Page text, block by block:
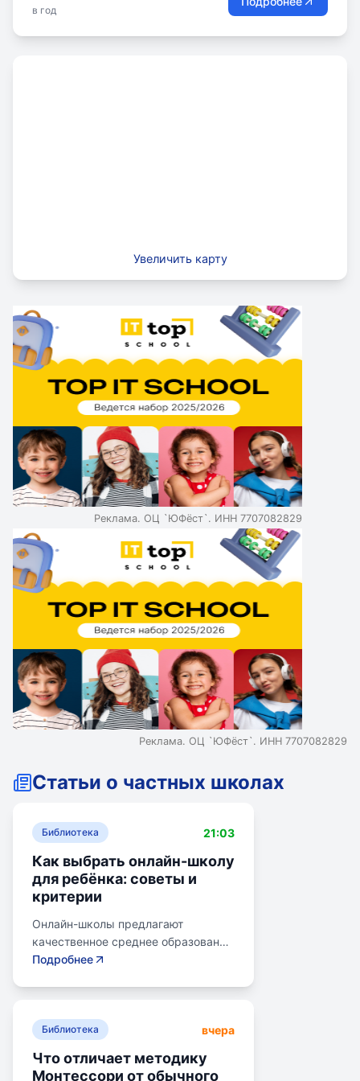
в год
Увеличить карту
Реклама. ОЦ `ЮФёст`. ИНН 7707082829
Реклама. ОЦ `ЮФёст`. ИНН 7707082829
Статьи о частных школах
Библиотека 21:03
Как выбрать онлайн-школу
для ребёнка: советы и
критерии
Онлайн-школы предлагают
качественное среднее образование
без привязки к району. Важно
предпочитаемую нагрузку. Важно
получить аттестат для поступления
Подробнее
Библиотека вчера
Что отличает методику
Монтессори от обычного